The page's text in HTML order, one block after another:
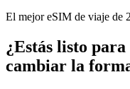
El mejor eSIM de viaje de
¿Estás listo
cambiar la